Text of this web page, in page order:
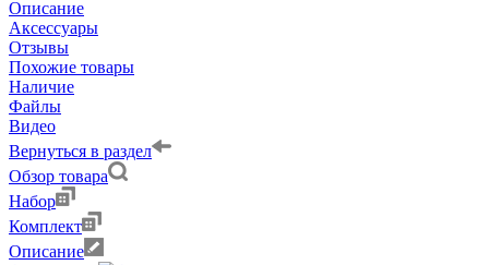
Описание
Аксессуары
Отзывы
Похожие товары
Наличие
Файлы
Видео
Вернуться в раздел
Обзор товара
Набор
Комплект
Описание